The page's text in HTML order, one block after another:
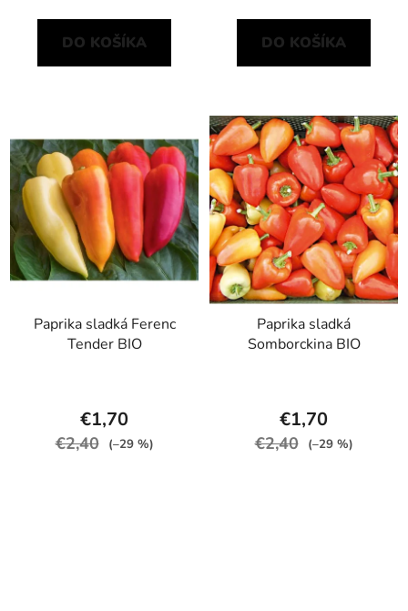
DO KOŠÍKA DO KOŠÍKA
Paprika sladká Ferenc
Tender BIO
€1,70
€2,40 (–29 %)
Paprika sladká
Somborckina BIO
€1,70
€2,40 (–29 %)